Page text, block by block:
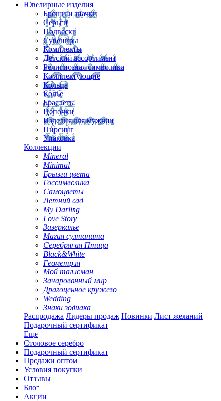
Ювелирные изделия
Броши и значки
Серьги
Подвески
Сувениры
Комплекты
Детский ассортимент
Религиозная символика
Комплектующие
Кольца
Колье
Браслеты
Цепочки
Изделия для мужчин
Пирсинг
Упаковка
Коллекции
Mineral
Minimal
Брызги цвета
Госсимволика
Самоцветы
Летний сад
My Darling
Love Story
Зазеркалье
Магия султанита
Серебряная Птица
Black&White
Геометрия
Мой талисман
Зачарованный мир
Драгоценное кружево
Wedding
Знаки зодиака
Распродажа Лидеры продаж Новинки Лист желаний
Подарочный сертификат
Еще
Столовое серебро
Подарочный сертификат
Продажи оптом
Условия покупки
Отзывы
Блог
Акции